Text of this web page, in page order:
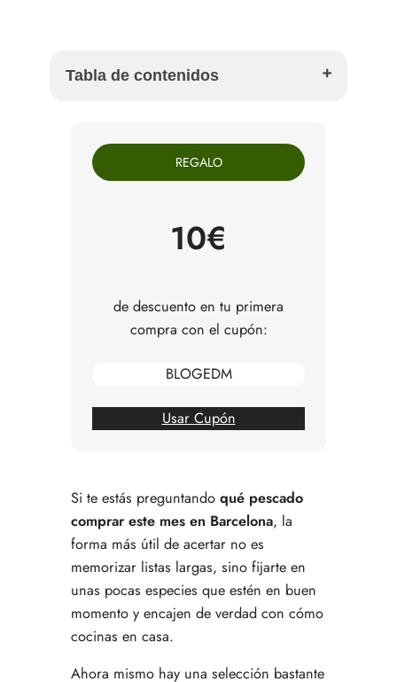
Tabla de contenidos
Cómo acertar sin complicarte
Boquerón: pequeño, sabroso y muy agradecido
Caballa: una de las compras más inteligentes del
Sardina: sabor directo y cocina sencilla
Cómo decidir rápido en la pescadería
Selección corta para acertar este mes
Cómo comprar con más criterio sin saber
Preguntas frecuentes sobre qué pescado
REGALO
10€
de descuento en tu primera
compra con el cupón:
BLOGEDM
Usar Cupón
Si te estás preguntando qué pescado
comprar este mes en Barcelona, la
forma más útil de acertar no es
memorizar listas largas, sino fijarte en
unas pocas especies que estén en buen
momento y encajen de verdad con cómo
cocinas en casa.
Ahora mismo hay una selección bastante